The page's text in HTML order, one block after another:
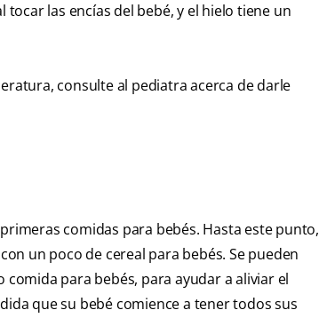
las encías del bebé, y el hielo tiene un
consulte al pediatra acerca de darle
comidas para bebés. Hasta este punto,
un poco de cereal para bebés. Se pueden
para bebés, para ayudar a aliviar el
que su bebé comience a tener todos sus